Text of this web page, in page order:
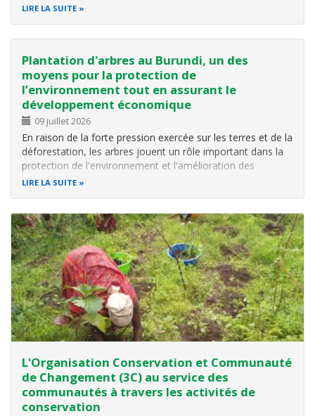
Biodiversité au Burundi (CHM-Burundi) a été organisée au
LIRE LA SUITE
Plantation d'arbres au Burundi, un des
moyens pour la protection de
l’environnement tout en assurant le
développement économique
09 juillet 2026
En raison de la forte pression exercée sur les terres et de la
déforestation, les arbres jouent un rôle important dans la
protection de l'environnement et l'amélioration des
conditions de vie de la population. Les arbres fournissent
LIRE LA SUITE
L'Organisation Conservation et Communauté
de Changement (3C) au service des
communautés à travers les activités de
conservation